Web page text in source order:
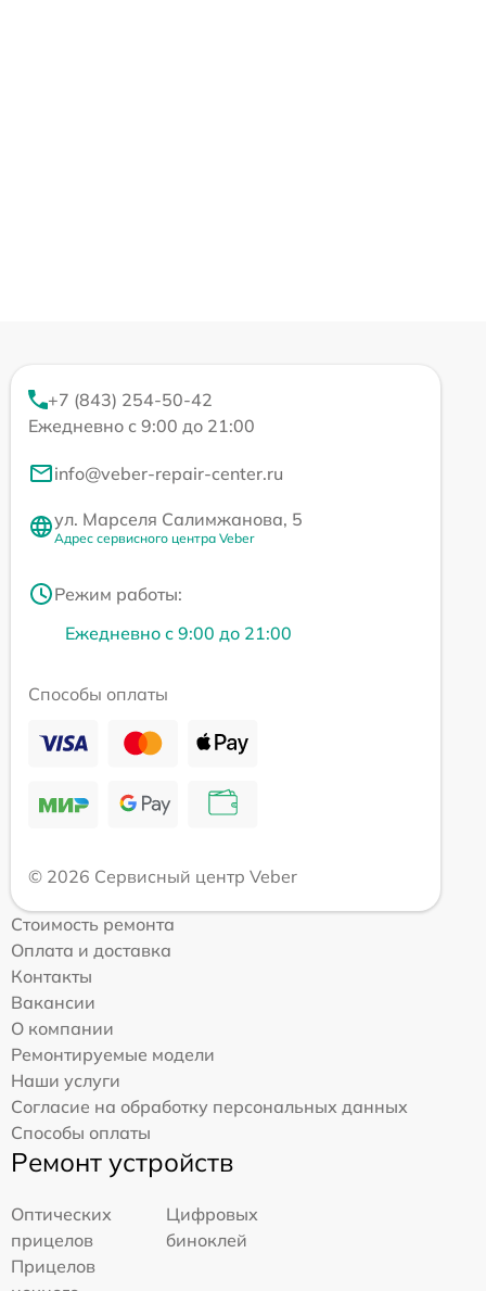
+7 (843) 254-50-42
Ежедневно с 9:00 до 21:00
info@veber-repair-center.ru
ул. Марселя Салимжанова, 5
Адрес сервисного центра Veber
Режим работы:
Ежедневно с 9:00 до 21:00
Способы оплаты
© 2026 Сервисный центр Veber
Стоимость ремонта
Оплата и доставка
Контакты
Вакансии
О компании
Ремонтируемые модели
Наши услуги
Согласие на обработку персональных данных
Способы оплаты
Ремонт устройств
Оптических
прицелов
Цифровых
биноклей
Прицелов